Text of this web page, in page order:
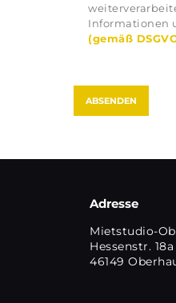
Informationen
(gemäß
Adresse
Mietstudio-
Hessenstr. 18a
46149